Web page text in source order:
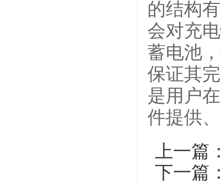
的结构
会对充
蓄电池
保证其
是用户
件提供
上一篇
下一篇